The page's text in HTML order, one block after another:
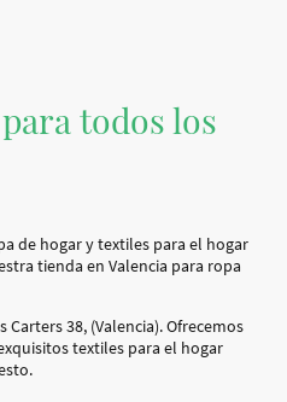
todos los
de hogar y textiles para el hogar
tienda en Valencia para ropa
38, (Valencia). Ofrecemos
textiles para el hogar